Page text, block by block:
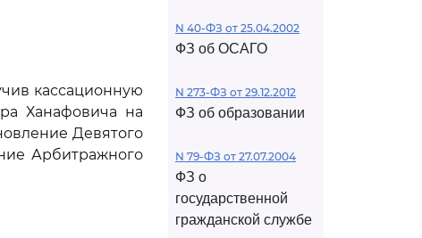
кассационную
Ханафовича на
Девятого
Арбитражного
N 40-ФЗ от 25.04.2002
ФЗ об ОСАГО
N 273-ФЗ от 29.12.2012
ФЗ об образовании
N 79-ФЗ от 27.07.2004
ФЗ о
государственной
гражданской службе